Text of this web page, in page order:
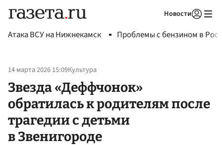
Новости
Атака ВСУ на Нижнекамск Проблемы с бензином в
14 марта 2026 15:09Культура
Звезда «Деффчонок»
обратилась к родителям после
трагедии с детьми
в Звенигороде